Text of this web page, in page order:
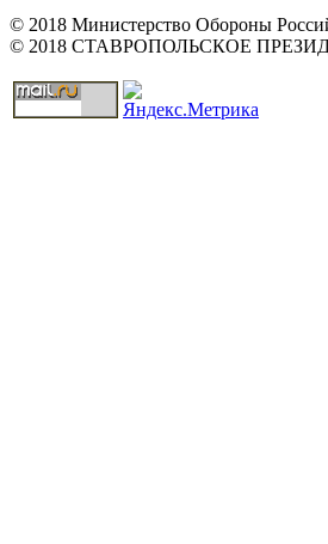
© 2018 Министерство Обороны
© 2018 СТАВРОПОЛЬСКОЕ